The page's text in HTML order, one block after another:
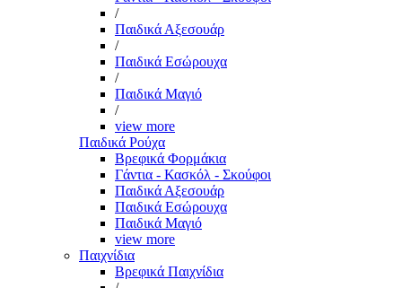
/
Παιδικά Αξεσουάρ
/
Παιδικά Εσώρουχα
/
Παιδικά Μαγιό
/
view more
Παιδικά Ρούχα
Βρεφικά Φορμάκια
Γάντια - Κασκόλ - Σκούφοι
Παιδικά Αξεσουάρ
Παιδικά Εσώρουχα
Παιδικά Μαγιό
view more
Παιχνίδια
Βρεφικά Παιχνίδια